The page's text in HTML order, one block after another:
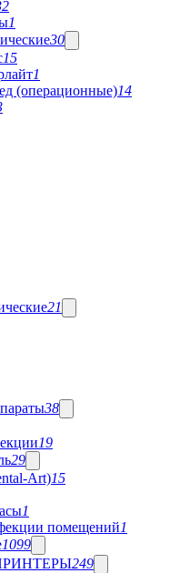
1
30
15
1
(операционные)14
21
38
19
29
Art)15
1
помещений1
1099
ПРИНТЕРЫ249